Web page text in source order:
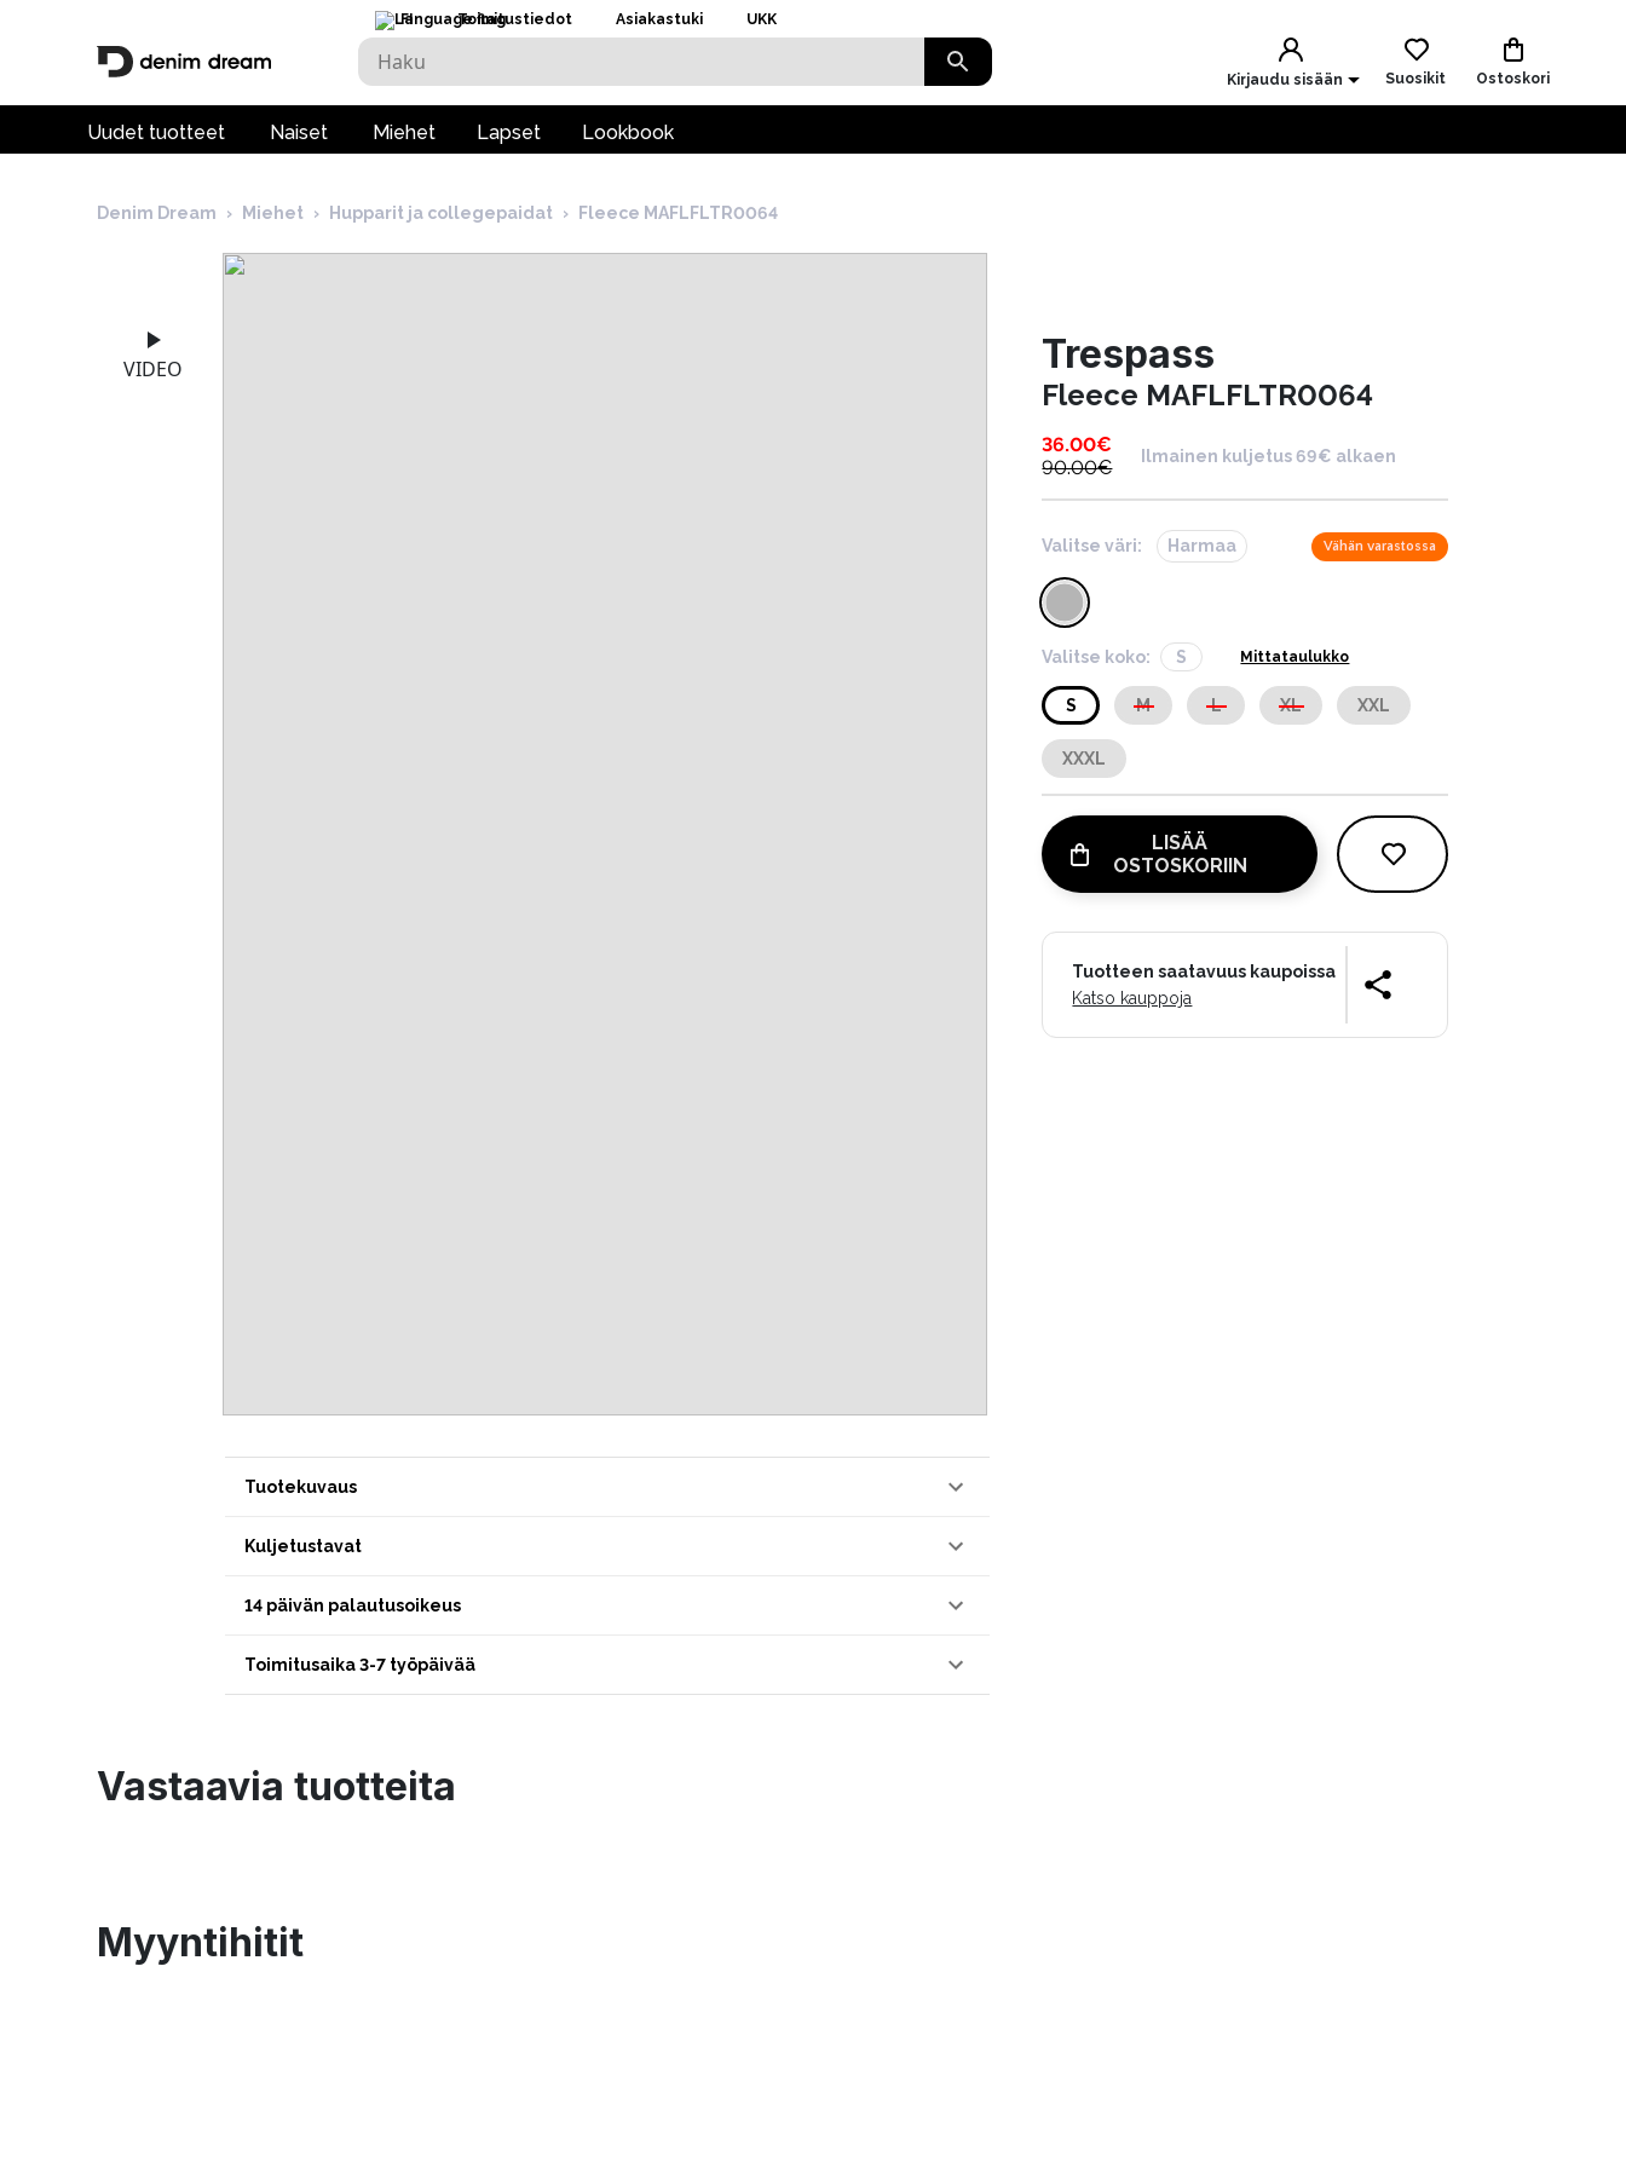
FI Toimitustiedot Asiakastuki UKK
Kirjaudu sisään Suosikit Ostoskori
Uudet tuotteet Naiset Miehet Lapset Lookbook
Denim Dream › Miehet › Hupparit ja collegepaidat › Fleece MAFLFLTR0064
VIDEO
Tuotekuvaus
Kuljetustavat
14 päivän palautusoikeus
Toimitusaika 3-7 työpäivää
Trespass
Fleece MAFLFLTR0064
36.00€
90.00€
Ilmainen kuljetus 69€ alkaen
Valitse väri: Harmaa Vähän varastossa
Valitse koko: S Mittataulukko
S M L XL XXL
XXXL
LISÄÄ
OSTOSKORIIN
Tuotteen saatavuus kaupoissa
Katso kauppoja
Vastaavia tuotteita
Myyntihitit